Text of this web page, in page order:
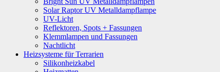
Solar Raptor UV Metalldampflampe
UV-Licht
Reflektoren, Spots + Fassungen
Klemmlampen und Fassungen
Nachtlicht
Heizsysteme für Terrarien
Silikonheizkabel